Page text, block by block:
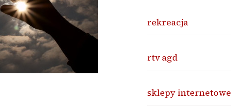
rekreacja
rtv agd
sklepy internetowe